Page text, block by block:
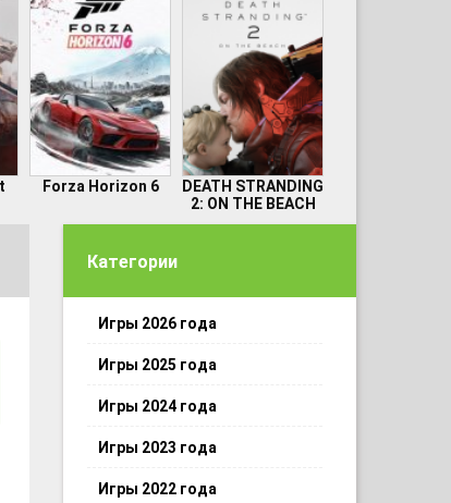
Forza Horizon 6
DEATH STRANDING
2: ON THE BEACH
Категории
Игры 2026 года
Игры 2025 года
Игры 2024 года
Игры 2023 года
Игры 2022 года